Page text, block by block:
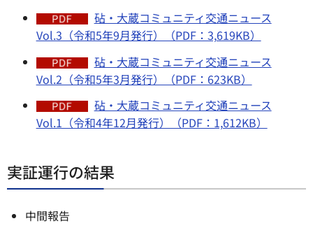
砧・大蔵コミュニティ交通ニュース
Vol.3（令和5年9月発行）（PDF：3,619KB）
砧・大蔵コミュニティ交通ニュース
Vol.2（令和5年3月発行）（PDF：623KB）
砧・大蔵コミュニティ交通ニュース
Vol.1（令和4年12月発行）（PDF：1,612KB）
実証運行の結果
中間報告